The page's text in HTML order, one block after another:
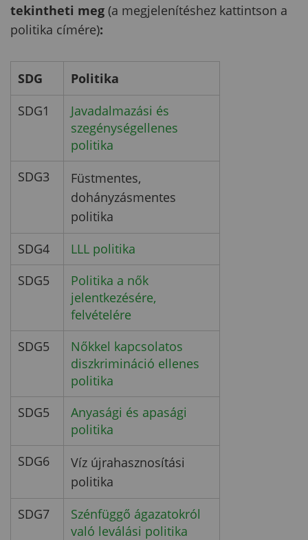
tekintheti meg (a megjelenítéshez kattintson a
politika címére):
SDG
Politika
SDG1
Javadalmazási és
szegénységellenes
politika
SDG3
Füstmentes,
dohányzásmentes
politika
SDG4
LLL politika
SDG5
Politika a nők
jelentkezésére,
felvételére
SDG5
Nőkkel kapcsolatos
diszkrimináció ellenes
politika
SDG5
Anyasági és apasági
politika
SDG6
Víz újrahasznosítási
politika
SDG7
Szénfüggő ágazatokról
való leválási politika